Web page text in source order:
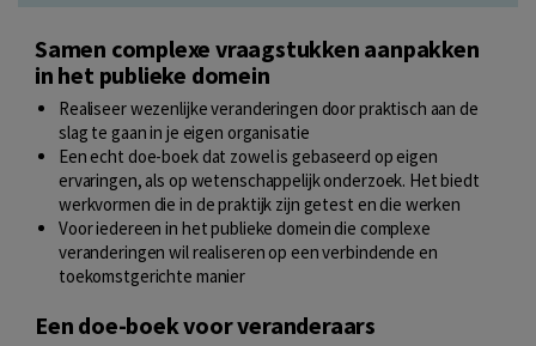
Samen complexe vraagstukken aanpakken
in het publieke domein
Realiseer wezenlijke veranderingen door praktisch aan de
slag te gaan in je eigen organisatie
Een echt doe-boek dat zowel is gebaseerd op eigen
ervaringen, als op wetenschappelijk onderzoek. Het biedt
werkvormen die in de praktijk zijn getest en die werken
Voor iedereen in het publieke domein die complexe
veranderingen wil realiseren op een verbindende en
toekomstgerichte manier
Een doe-boek voor veranderaars